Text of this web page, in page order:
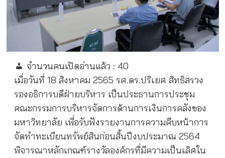
จำนวนคนเปิดอ่านแล้ว : 40
เมื่อวันที่ 18 สิงหาคม 2565 รศ.ดร.ปริเยศ สิทธิสรวง
รองอธิการบดีฝ่ายบริหาร เป็นประธานการประชุม
คณะกรรมการบริหารจัดการด้านการเงินการคลังของ
มหาวิทยาลัย เพื่อรับฟังรายงานการความคืบหน้าการ
จัดทำทะเบียนทรัพย์สินก่อนสิ้นปีงบประมาณ 2564
พิจารณาหลักเกณฑ์รางวัลองค์กรที่มีความเป็นเลิศใน